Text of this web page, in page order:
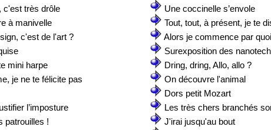
c'est très drôle
à manivelle
c'est de l'art ?
mini harpe
je ne te félicite pas
l’imposture
patrouilles !
Une coccinelle s’envole
Tout, tout, à présent, je te
Alors je commence par
Surexposition des
Dring, dring, Allo, allo ?
On découvre l'animal
Dors petit Mozart
Les très chers branchés
J'irai jusqu'au bout